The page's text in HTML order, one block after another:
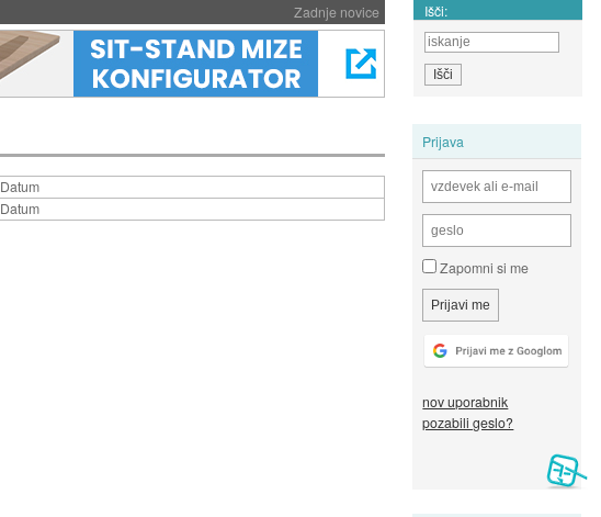
Zadnje novice Išči:
Prijava
Zapomni si me
nov uporabnik
pozabili geslo?
Datum
Datum